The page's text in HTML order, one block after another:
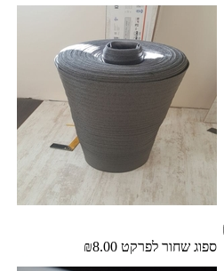
ספוג שחור לפרקט ₪8.00